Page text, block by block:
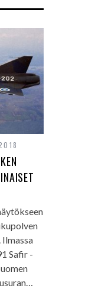
Safir -